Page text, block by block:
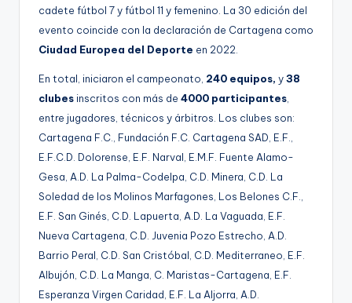
cadete fútbol 7 y fútbol 11 y femenino. La 30 edición del
evento coincide con la declaración de Cartagena como
Ciudad Europea del Deporte en 2022.
En total, iniciaron el campeonato, 240 equipos, y38
clubes inscritos con más de 4000 participantes,
entre jugadores, técnicos y árbitros. Los clubes son:
Cartagena F.C., Fundación F.C. Cartagena SAD, E.F.,
E.F.C.D. Dolorense, E.F. Narval, E.M.F. Fuente Alamo-
Gesa, A.D. La Palma-Codelpa, C.D. Minera, C.D. La
Soledad de los Molinos Marfagones, Los Belones C.F.,
E.F. San Ginés, C.D. Lapuerta, A.D. La Vaguada, E.F.
Nueva Cartagena, C.D. Juvenia Pozo Estrecho, A.D.
Barrio Peral, C.D. San Cristóbal, C.D. Mediterraneo, E.F.
Albujón, C.D. La Manga, C. Maristas-Cartagena, E.F.
Esperanza Virgen Caridad, E.F. La Aljorra, A.D.